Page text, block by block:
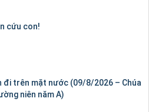
cứu con!
đi trên mặt nước (09/8/2026 – Chúa
niên năm A)